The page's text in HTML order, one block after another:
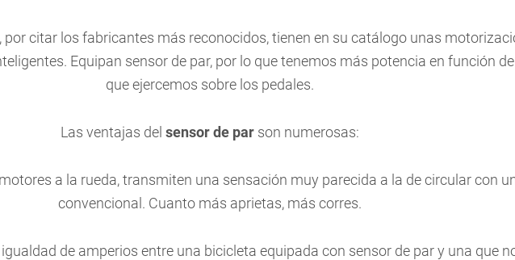
por citar los fabricantes más reconocidos, tienen en su catálogo unas
Equipan sensor de par, por lo que tenemos más potencia en función
que ejercemos sobre los pedales.
Las ventajas del sensor de par son numerosas:
a la rueda, transmiten una sensación muy parecida a la de circular con
convencional. Cuanto más aprietas, más corres.
de amperios entre una bicicleta equipada con sensor de par y una que